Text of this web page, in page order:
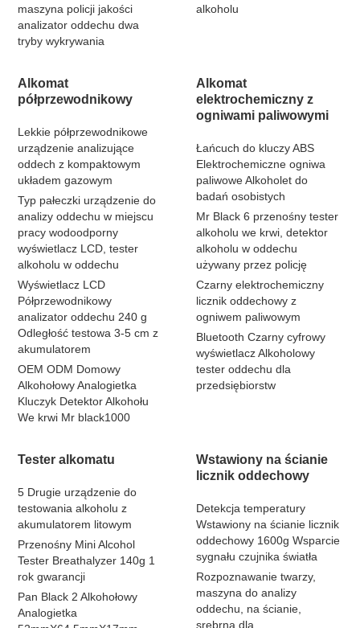
maszyna policji jakości
analizator oddechu dwa
tryby wykrywania
alkoholu
Alkomat
półprzewodnikowy
Lekkie półprzewodnikowe
urządzenie analizujące
oddech z kompaktowym
układem gazowym
Typ pałeczki urządzenie do
analizy oddechu w miejscu
pracy wodoodporny
wyświetlacz LCD, tester
alkoholu w oddechu
Wyświetlacz LCD
Półprzewodnikowy
analizator oddechu 240 g
Odległość testowa 3-5 cm z
akumulatorem
OEM ODM Domowy
Alkohołowy Analogietka
Kluczyk Detektor Alkohołu
We krwi Mr black1000
Alkomat
elektrochemiczny z
ogniwami paliwowymi
Łańcuch do kluczy ABS
Elektrochemiczne ogniwa
paliwowe Alkoholet do
badań osobistych
Mr Black 6 przenośny tester
alkoholu we krwi, detektor
alkoholu w oddechu
używany przez policję
Czarny elektrochemiczny
licznik oddechowy z
ogniwem paliwowym
Bluetooth Czarny cyfrowy
wyświetlacz Alkoholowy
tester oddechu dla
przedsiębiorstw
Tester alkomatu
5 Drugie urządzenie do
testowania alkoholu z
akumulatorem litowym
Przenośny Mini Alcohol
Tester Breathalyzer 140g 1
rok gwarancji
Pan Black 2 Alkohołowy
Analogietka
Wstawiony na ścianie
licznik oddechowy
Detekcja temperatury
Wstawiony na ścianie licznik
oddechowy 1600g Wsparcie
sygnału czujnika światła
Rozpoznawanie twarzy,
maszyna do analizy
oddechu, na ścianie,
srebrna dla